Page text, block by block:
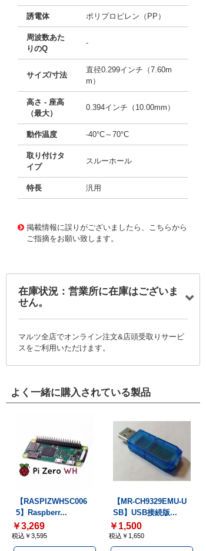
誘電体 ポリプロピレン（PP）
周波数あた
りのQ
-
サイズ/寸法
直径0.299インチ（7.60m
m）
高さ - 座高
（最大）
0.394インチ（10.00mm）
動作温度 -40°C～70°C
取り付けタ
イプ
スルーホール
特長 汎用
掲載情報に誤りがございましたら、こちらから
ご指摘をお願い致します。
在庫状況：営業所に在庫はございま
せん。
マルツ全店でオンライン注文&店頭受取りサービ
スをご利用いただけます。
よく一緒に購入されている製品
【RASPIZWHSC006
5】Raspberr...
￥3,269
税込￥3,595
【MR-CH9329EMU-U
SB】USB接続版...
￥1,500
税込￥1,650